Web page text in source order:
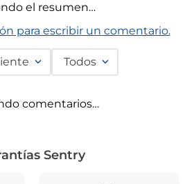
el resumen…
para escribir un comentario.
Todos
comentarios…
Sentry